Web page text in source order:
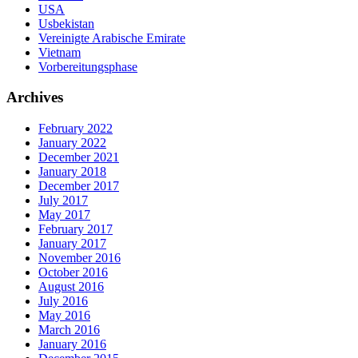
USA
Usbekistan
Vereinigte Arabische Emirate
Vietnam
Vorbereitungsphase
Archives
February 2022
January 2022
December 2021
January 2018
December 2017
July 2017
May 2017
February 2017
January 2017
November 2016
October 2016
August 2016
July 2016
May 2016
March 2016
January 2016